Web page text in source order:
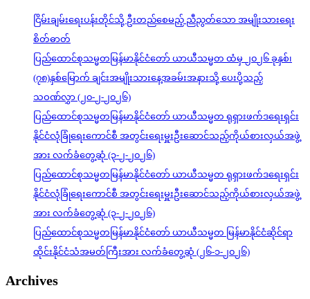
ငြိမ်းချမ်းရေးပန်းတိုင်သို့ ဦးတည်စေမည့် ညီညွတ်သော အမျိုးသားရေး
စိတ်ဓာတ်
ပြည်ထောင်စုသမ္မတမြန်မာနိုင်ငံတော် ယာယီသမ္မတ ထံမှ ၂၀၂၆ ခုနှစ်၊
(၇၈)နှစ်မြောက် ချင်းအမျိုးသားနေ့အခမ်းအနားသို့ ပေးပို့သည့်
သဝဏ်လွှာ (၂၀-၂-၂၀၂၆)
ပြည်ထောင်စုသမ္မတမြန်မာနိုင်ငံတော် ယာယီသမ္မတ ရုရှားဖက်ဒရေးရှင်း
နိုင်ငံလုံခြုံရေးကောင်စီ အတွင်းရေးမှူးဦးဆောင်သည့်ကိုယ်စားလှယ်အဖွဲ့
အား လက်ခံတွေ့ဆုံ (၃-၂-၂၀၂၆)
ပြည်ထောင်စုသမ္မတမြန်မာနိုင်ငံတော် ယာယီသမ္မတ ရုရှားဖက်ဒရေးရှင်း
နိုင်ငံလုံခြုံရေးကောင်စီ အတွင်းရေးမှူးဦးဆောင်သည့်ကိုယ်စားလှယ်အဖွဲ့
အား လက်ခံတွေ့ဆုံ (၃-၂-၂၀၂၆)
ပြည်ထောင်စုသမ္မတမြန်မာနိုင်ငံတော် ယာယီသမ္မတ မြန်မာနိုင်ငံဆိုင်ရာ
ထိုင်းနိုင်ငံသံအမတ်ကြီးအား လက်ခံတွေ့ဆုံ (၂၆-၁-၂၀၂၆)
Archives